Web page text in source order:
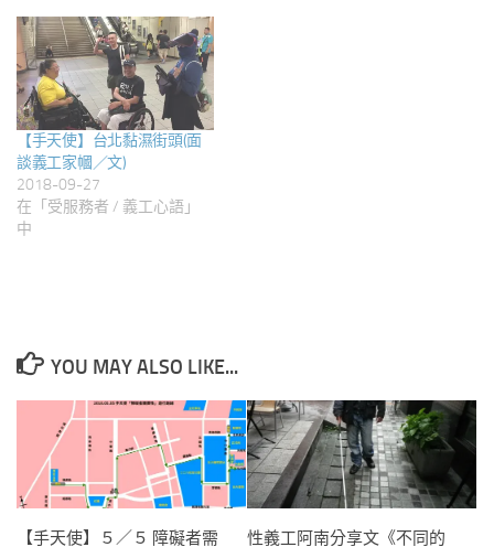
【手天使】台北黏濕街頭(面
談義工家幗／文)
2018-09-27
在「受服務者 / 義工心語」
中
YOU MAY ALSO LIKE...
【手天使】５／５ 障礙者需
性義工阿南分享文《不同的